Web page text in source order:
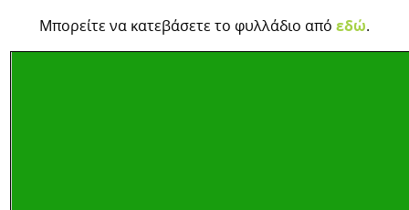
Μπορείτε να κατεβάσετε το φυλλάδιο από εδώ.